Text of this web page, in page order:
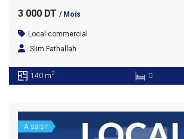
3 000 DT / Mois
Local commercial
Slim Fathallah
140 m2 0
A saisir